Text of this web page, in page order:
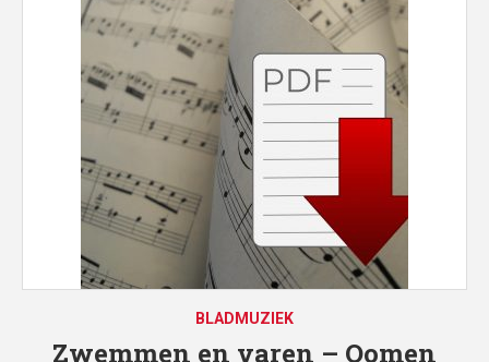
BLADMUZIEK
Zwemmen en varen – Oomen